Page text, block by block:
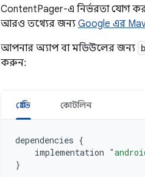
ContentPager-এ নির্ভরতা যোগ
আরও তথ্যের জন্য Google এর
আপনার অ্যাপ বা মডিউলের জন্য
করুন:
গ্রোভি কোটলিন
dependencies {
implementation
}